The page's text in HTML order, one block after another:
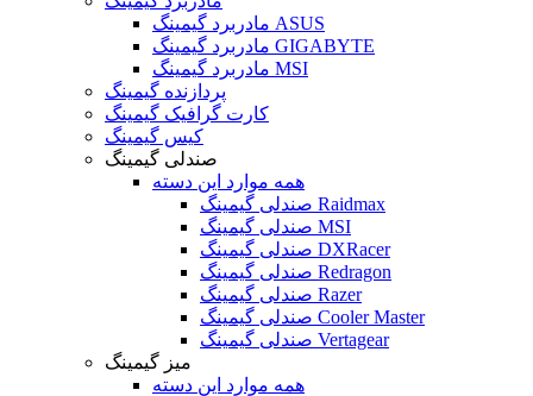
مادربرد گیمینگ ASUS
مادربرد گیمینگ GIGABYTE
مادربرد گیمینگ MSI
پردازنده گیمینگ
کارت گرافیک گیمینگ
کیس گیمینگ
صندلی گیمینگ
همه موارد این دسته
صندلی گیمینگ Raidmax
صندلی گیمینگ MSI
صندلی گیمینگ DXRacer
صندلی گیمینگ Redragon
صندلی گیمینگ Razer
صندلی گیمینگ Cooler Master
صندلی گیمینگ Vertagear
میز گیمینگ
همه موارد این دسته